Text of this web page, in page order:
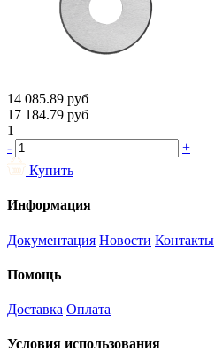
14 085.89 руб
17 184.79 руб
1
-
+
Купить
Информация
Документация Новости Контакты
Помощь
Доставка Оплата
Условия использования